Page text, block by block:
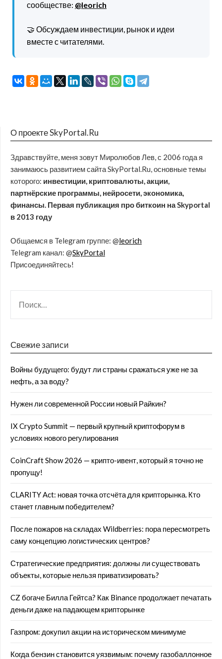
сообществе: @leorich
🤝 Обсуждаем инвестиции, рынок и идеи
вместе с читателями.
О проекте SkyPortal.Ru
Здравствуйте, меня зовут Миролюбов Лев, с 2006 года я
занимаюсь развитием сайта SkyPortal.Ru, основные темы
которого: инвестиции, криптовалюты, акции,
партнёрские программы, нейросети, экономика,
финансы. Первая публикация про биткоин на Skyportal
в 2013 году
Общаемся в Telegram группе: @leorich
Telegram канал: @SkyPortal
Присоединяйтесь!
Свежие записи
Войны будущего: будут ли страны сражаться уже не за
нефть, а за воду?
Нужен ли современной России новый Райкин?
IX Crypto Summit — первый крупный криптофорум в
условиях нового регулирования
CoinCraft Show 2026 — крипто-ивент, который я точно не
пропущу!
CLARITY Act: новая точка отсчёта для крипторынка. Кто
станет главным победителем?
После пожаров на складах Wildberries: пора пересмотреть
саму концепцию логистических центров?
Стратегические предприятия: должны ли существовать
объекты, которые нельзя приватизировать?
CZ богаче Билла Гейтса? Как Binance продолжает печатать
деньги даже на падающем крипторынке
Газпром: докупил акции на историческом минимуме
Когда бензин становится уязвимым: почему газобаллонное